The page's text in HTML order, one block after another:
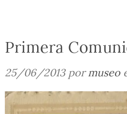
Primera
25/06/2013 pormuseo